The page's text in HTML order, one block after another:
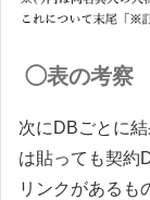
◯表の考察
次にDBごとに
は貼っても契約
リンクがあるも